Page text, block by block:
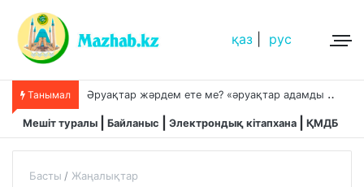
қаз рус
Танымал Ә
руақтар жәрдем ете ме? «әруақтар адамды қорғап жүреді»,-дейді сол рас па?
Мешіт туралы Байланыс Электрондық кітапхана ҚМДБ
Басты Жаңалықтар